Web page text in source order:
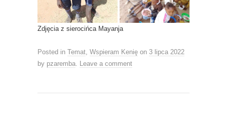
Zdjęcia z sierocińca Mayanja
Posted in Temat Wspieram Kenię on 3 lipca 2022
by pzaremba Leave a comment